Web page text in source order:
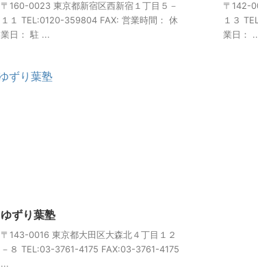
〒160-0023 東京都新宿区西新宿１丁目５－
１１ TEL:0120-359804 FAX: 営業時間： 休
業日： 駐 ...
〒142-
１３
業日：
ゆずり葉塾
〒143-0016 東京都大田区大森北４丁目１２
－８ TEL:03-3761-4175 FAX:03-3761-4175
...